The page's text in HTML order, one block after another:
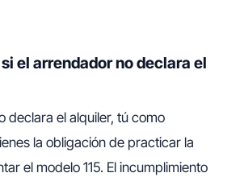
el arrendador no declara el
declara el alquiler, tú como
la obligación de practicar la
el modelo 115. El incumplimiento